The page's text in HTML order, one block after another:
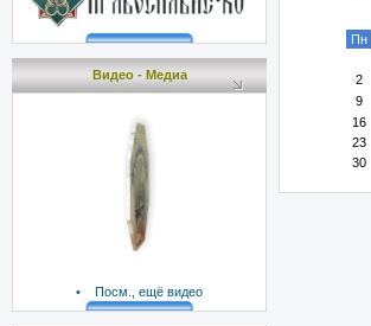
Видео - Медиа
• Посм., ещё видео
Пн
2
9
16
23
30